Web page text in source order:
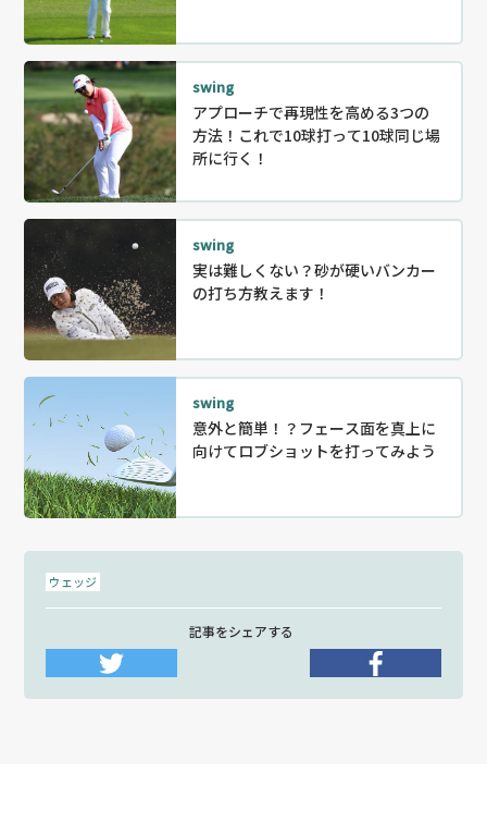
swing
アプローチで再現性を高める3つの
方法！これで10球打って10球同じ場
所に行く！
swing
実は難しくない？砂が硬いバンカー
の打ち方教えます！
swing
意外と簡単！？フェース面を真上に
向けてロブショットを打ってみよう
ウェッジ
記事をシェアする